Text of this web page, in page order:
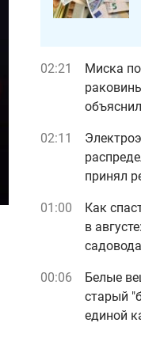
02:21
Миска
02:11
принял
01:00
Как
в
садовода
00:06
Белые
старый
единой